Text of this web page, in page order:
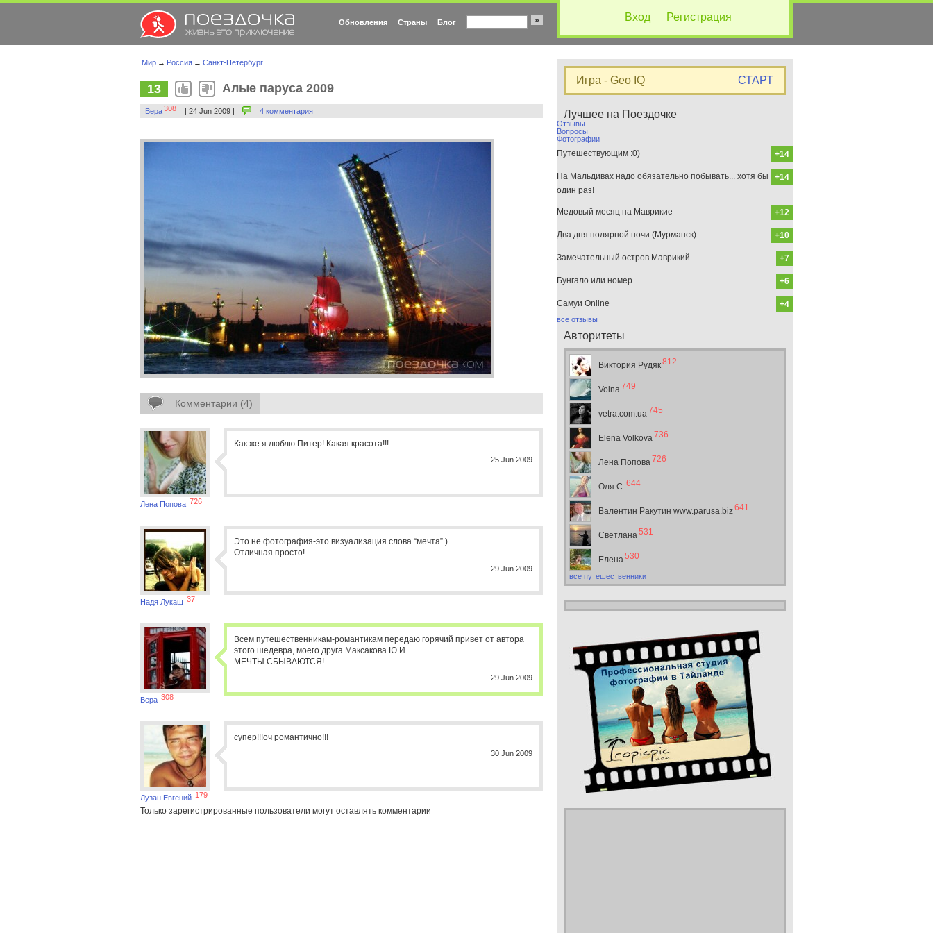
Вход Регистрация
Обновления Страны Блог »
Мир → Россия → Санкт-Петербург
13 Алые паруса 2009
Вера308 | 24 Jun 2009 | 4 комментария
Комментарии (4)
Лена Попова 726
Как же я люблю Питер! Какая красота!!!
25 Jun 2009
Надя Лукаш 37
Это не фотография-это визуализация слова “мечта” )
Отличная просто!
29 Jun 2009
Вера 308
Всем путешественникам-романтикам передаю горячий привет от автора
этого шедевра, моего друга Максакова Ю.И.
МЕЧТЫ СБЫВАЮТСЯ!
29 Jun 2009
Лузан Евгений 179
супер!!!оч романтично!!!
30 Jun 2009
Только зарегистрированные пользователи могут оставлять комментарии
Игра - Geo IQ СТАРТ
Лучшее на Поездочке
Отзывы
Вопросы
Фотографии
+14
Путешествующим :0)
+14
На Мальдивах надо обязательно побывать... хотя бы
один раз!
+12
Медовый месяц на Маврикие
+10
Два дня полярной ночи (Мурманск)
+7
Замечательный остров Маврикий
+6
Бунгало или номер
+4
Самуи Online
все отзывы
Авторитеты
Виктория Рудяк812
Volna749
vetra.com.ua745
Elena Volkova736
Лена Попова726
Оля С.644
Валентин Ракутин www.parusa.biz641
Светлана531
Елена530
все путешественники